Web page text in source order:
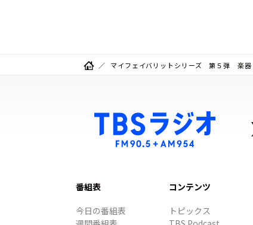
マイフェイバリットシリーズ 第５弾 楽器
番組表
今日の番組表
コンテンツ
トピックス